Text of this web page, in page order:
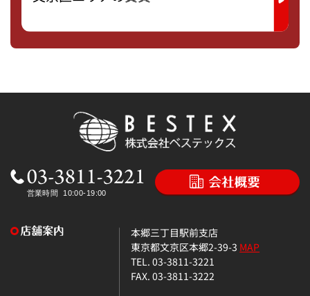
本郷三丁目駅前支店
東京都文京区本郷2-39-3 MAP
TEL. 03-3811-3221
FAX. 03-3811-3222